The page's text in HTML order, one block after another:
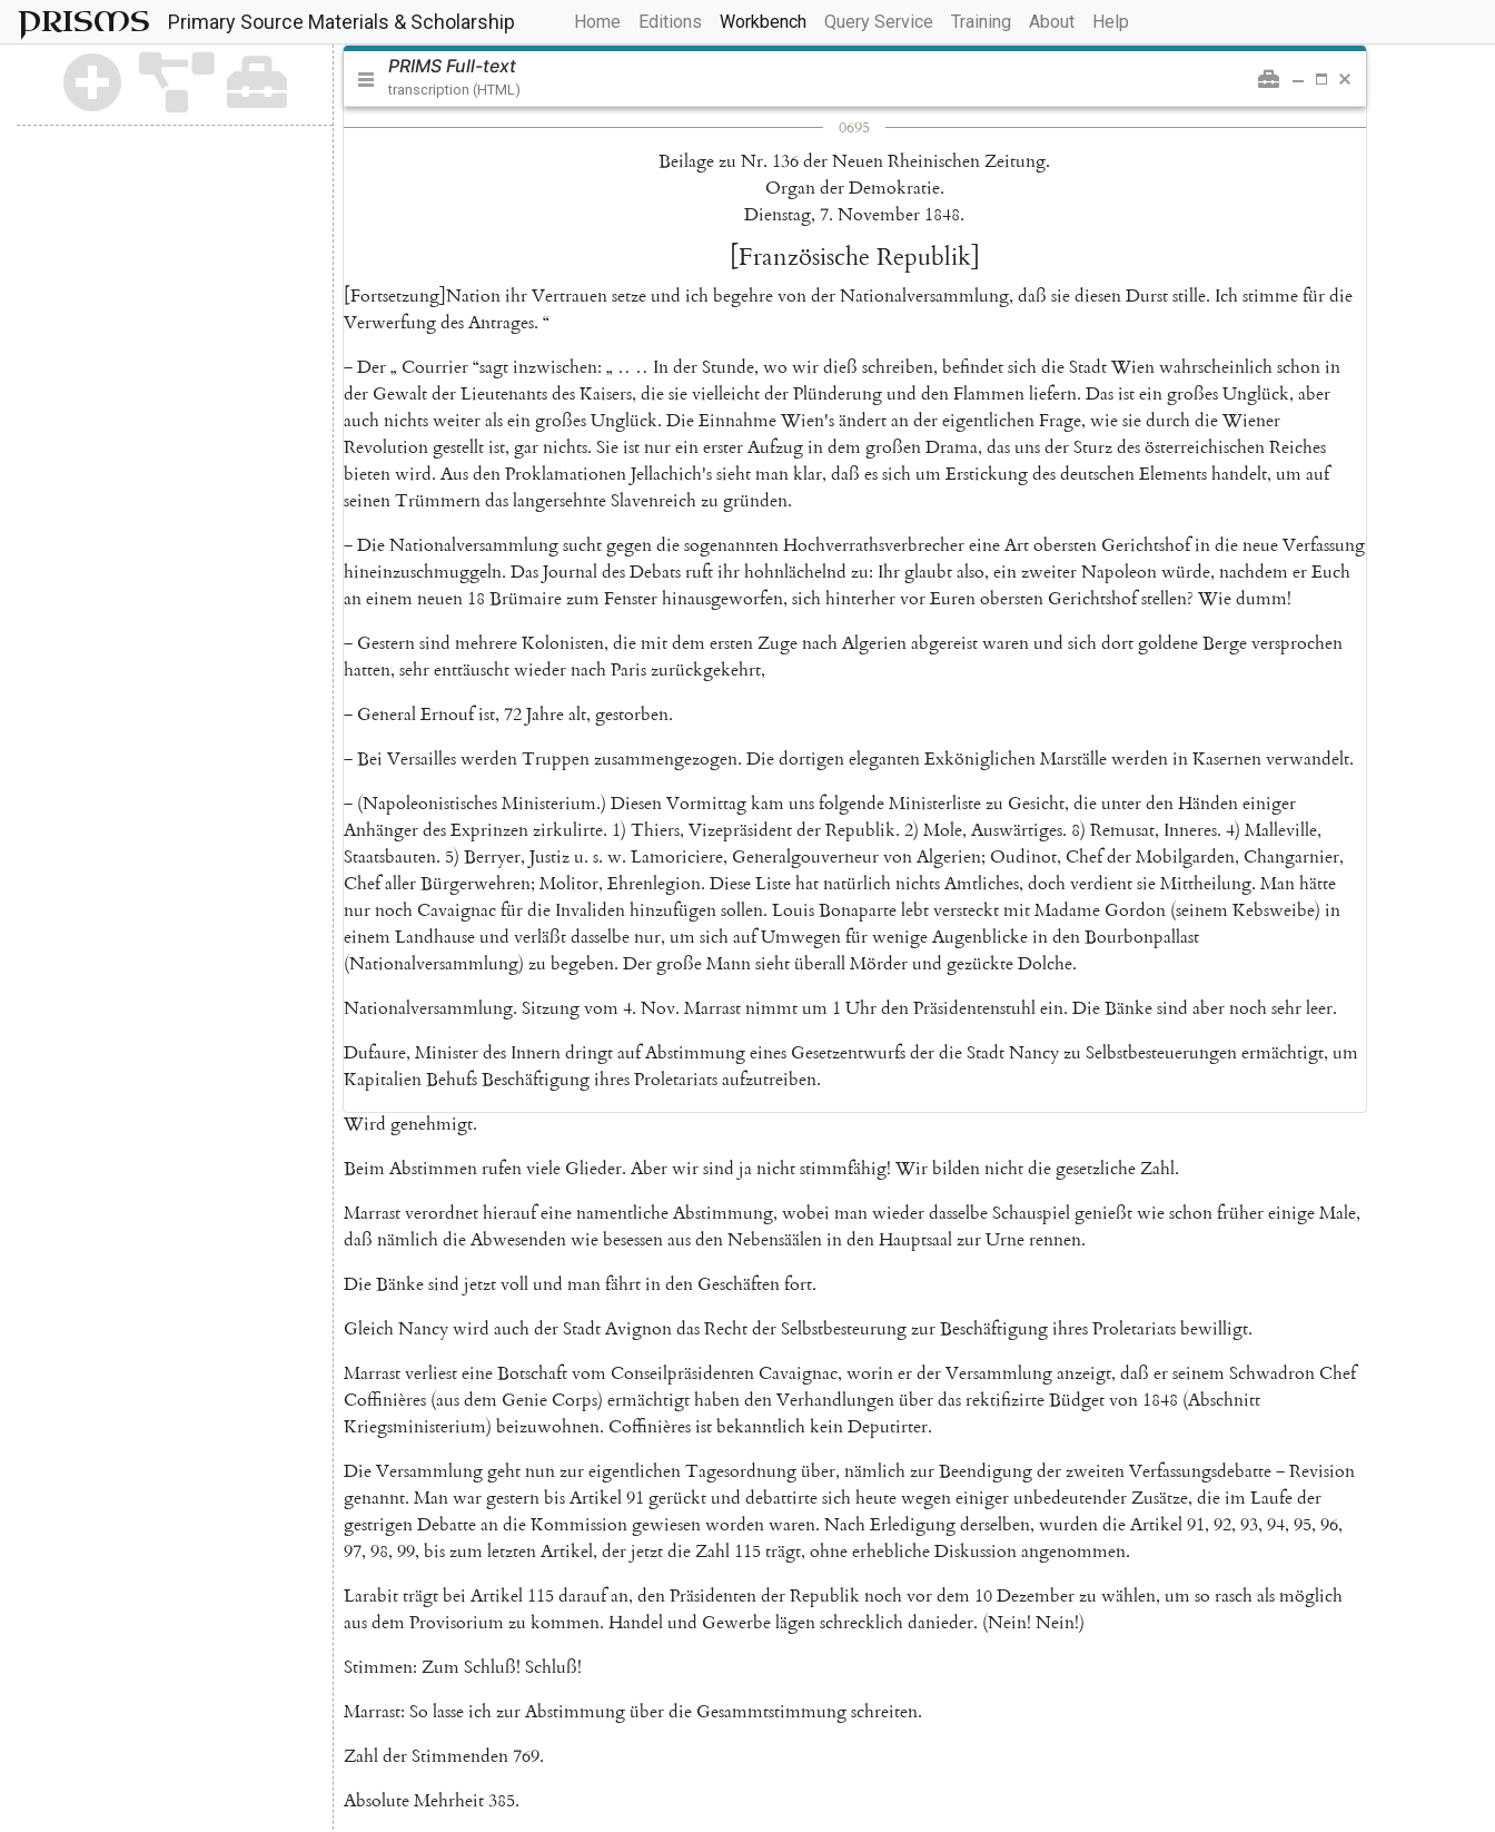
PRISMS Primary Source Materials & Scholarship Home (current)
Editions Workbench Query Service Training About Help
PRIMS Full-text
transcription (HTML)
0695
Beilage zu Nr. 136 der Neuen Rheinischen Zeitung.
OrganderDemokratie.
Dienstag, 7. November 1848.
Französische Republik]
Fortsetzung NationihrVertrauensetzeund ichbegehrevonderNationalversammlung, daß siediesenDurststille. Ichstimmefürdie
VerwerfungdesAntrages. “
‒Der„ Courrier“sagtinzwischen: „ ‥ ‥ InderStunde, wo wirdieß schreiben, befindetsichdieStadtWienwahrscheinlichschonin
der GewaltderLieutenantsdesKaisers, diesievielleichtderPlünderungund denFlammenliefern. DasisteingroßesUnglück, aber
auchnichtsweiteralseingroßesUnglück. DieEinnahmeWien'sändertandereigentlichenFrage, wiesiedurchdieWiener
Revolutiongestelltist, garnichts. SieistnureinersterAufzugindemgroßenDrama, dasunsderSturzdesösterreichischenReiches
bietenwird. AusdenProklamationenJellachich'ssiehtmanklar, daß essichumErstickungdesdeutschenElementshandelt, umauf
seinenTrümmerndaslangersehnteSlavenreichzu gründen.
‒DieNationalversammlungsuchtgegendiesogenanntenHochverrathsverbrechereineArtobersten GerichtshofindieneueVerfassung
hineinzuschmuggeln. DasJournaldesDebatsruftihrhohnlächelnd zu: Ihrglaubtalso, einzweiterNapoleonwürde, nachdemerEuch
aneinemneuen 18 BrümairezumFensterhinausgeworfen, sichhinterhervorEurenobersten Gerichtshofstellen? Wiedumm!
‒ Gesternsind mehrereKolonisten, diemitdemerstenZugenachAlgerienabgereistwarenund sichdortgoldeneBergeversprochen
hatten, sehrenttäuschtwiedernachPariszurückgekehrt,
‒ GeneralErnoufist, 72Jahrealt, gestorben.
‒Bei VersailleswerdenTruppenzusammengezogen. DiedortigenelegantenExköniglichenMarställewerdeninKasernenverwandelt.
‒ (NapoleonistischesMinisterium.) DiesenVormittagkamunsfolgendeMinisterlistezu Gesicht, dieunterdenHändeneiniger
AnhängerdesExprinzenzirkulirte. 1) Thiers, VizepräsidentderRepublik. 2) Mole, Auswärtiges. 8) Remusat, Inneres. 4) Malleville,
Staatsbauten. 5) Berryer, Justizu. s. w. Lamoriciere, GeneralgouverneurvonAlgerien; Oudinot, ChefderMobilgarden, Changarnier,
ChefallerBürgerwehren; Molitor, Ehrenlegion. DieseListehatnatürlichnichtsAmtliches, dochverdientsieMittheilung. Manhätte
nurnochCavaignacfürdie Invalidenhinzufügensollen. LouisBonapartelebtverstecktmitMadame Gordon (seinemKebsweibe) in
einemLandhauseund verläßtdasselbenur, umsichaufUmwegenfürwenigeAugenblickeindenBourbonpallast
(Nationalversammlung) zu begeben. DergroßeMannsiehtüberallMörderund gezückteDolche.
Nationalversammlung. Sitzungvom4. Nov. Marrastnimmtum 1 UhrdenPräsidentenstuhlein. DieBänkesind abernochsehrleer.
Dufaure, Ministerdes InnerndringtaufAbstimmungeines GesetzentwurfsderdieStadtNancyzu Selbstbesteuerungenermächtigt, um
KapitalienBehufsBeschäftigungihresProletariatsaufzutreiben.
Wird genehmigt.
BeimAbstimmenrufenviele Glieder. Aberwirsind janichtstimmfähig! WirbildennichtdiegesetzlicheZahl.
MarrastverordnethieraufeinenamentlicheAbstimmung, wobei manwiederdasselbeSchauspielgenießtwieschonfrühereinigeMale,
daß nämlichdieAbwesendenwiebesessenausdenNebensäälenindenHauptsaalzurUrnerennen.
DieBänkesind jetztvollund manfährtinden Geschäftenfort.
GleichNancywird auchderStadtAvignondasRechtderSelbstbesteurungzurBeschäftigungihresProletariatsbewilligt.
MarrastverliesteineBotschaftvomConseilpräsidentenCavaignac, worinerderVersammlunganzeigt, daß erseinemSchwadronChef
Coffinières (ausdem GenieCorps) ermächtigthabendenVerhandlungenüberdasrektifizirteBüdgetvon 1848 (Abschnitt
Kriegsministerium) beizuwohnen. CoffinièresistbekanntlichkeinDeputirter.
DieVersammlunggehtnunzureigentlichenTagesordnungüber, nämlichzurBeendigungderzweitenVerfassungsdebatte‒Revision
genannt. ManwargesternbisArtikel91 gerücktund debattirtesichheutewegeneinigerunbedeutenderZusätze, dieimLaufeder
gestrigenDebatteandieKommissiongewiesenwordenwaren. NachErledigungderselben, wurdendieArtikel91, 92, 93, 94, 95, 96,
97, 98, 99, biszumletztenArtikel, derjetztdieZahl 115trägt, ohneerheblicheDiskussionangenommen.
Larabitträgtbei Artikel 115daraufan, denPräsidentenderRepubliknochvordem 10Dezemberzu wählen, umso raschalsmöglich
ausdemProvisoriumzu kommen. Handelund Gewerbelägenschrecklichdanieder. (Nein! Nein!)
Stimmen: ZumSchluß! Schluß!
Marrast: So lasseichzurAbstimmungüberdie Gesammtstimmungschreiten.
ZahlderStimmenden769.
AbsoluteMehrheit385.